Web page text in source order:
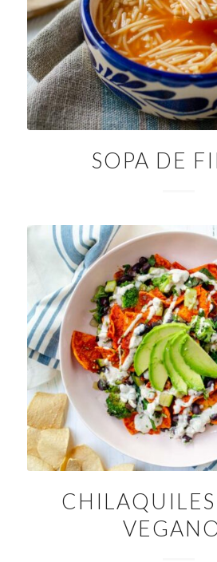
SOPA DE
CHILAQUILES